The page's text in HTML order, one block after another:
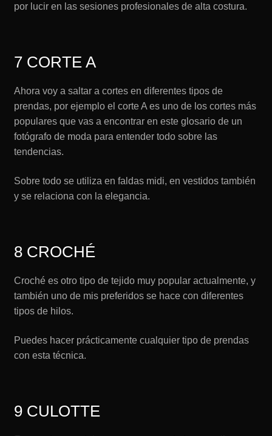
por lucir en las sesiones profesionales de alta costura.
7 CORTE A
Ahora voy a saltar a cortes en diferentes tipos de
prendas, por ejemplo el corte A es uno de los cortes más
populares que vas a encontrar en este glosario de un
fotógrafo de moda para entender todo sobre las
tendencias.
Sobre todo se utiliza en faldas midi, en vestidos también
y se relaciona con la elegancia.
8 CROCHÉ
Croché es otro tipo de tejido muy popular actualmente, y
también uno de mis preferidos se hace con diferentes
tipos de hilos.
Puedes hacer prácticamente cualquier tipo de prendas
con esta técnica.
9 CULOTTE